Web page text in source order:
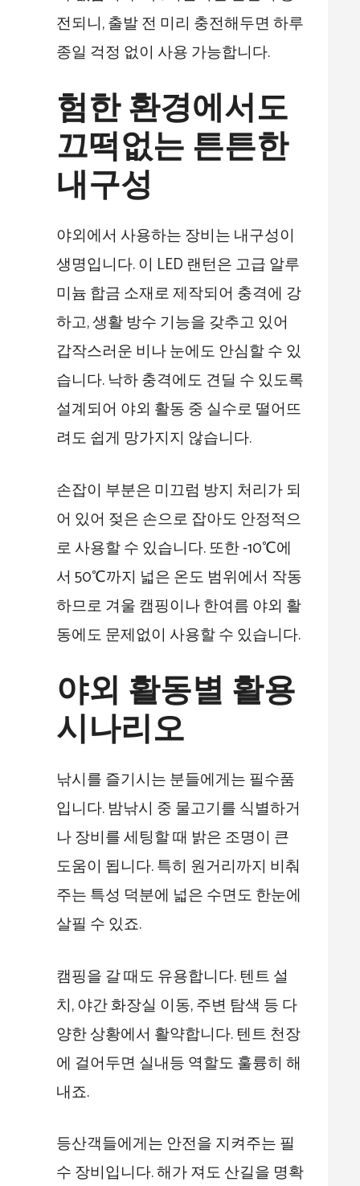
전되니, 출발 전 미리 충전해두면 하루
종일 걱정 없이 사용 가능합니다.
험한 환경에서도
끄떡없는 튼튼한
내구성
야외에서 사용하는 장비는 내구성이
생명입니다. 이 LED 랜턴은 고급 알루
미늄 합금 소재로 제작되어 충격에 강
하고, 생활 방수 기능을 갖추고 있어
갑작스러운 비나 눈에도 안심할 수 있
습니다. 낙하 충격에도 견딜 수 있도록
설계되어 야외 활동 중 실수로 떨어뜨
려도 쉽게 망가지지 않습니다.
손잡이 부분은 미끄럼 방지 처리가 되
어 있어 젖은 손으로 잡아도 안정적으
로 사용할 수 있습니다. 또한 -10℃에
서 50℃까지 넓은 온도 범위에서 작동
하므로 겨울 캠핑이나 한여름 야외 활
동에도 문제없이 사용할 수 있습니다.
야외 활동별 활용
시나리오
낚시를 즐기시는 분들에게는 필수품
입니다. 밤낚시 중 물고기를 식별하거
나 장비를 세팅할 때 밝은 조명이 큰
도움이 됩니다. 특히 원거리까지 비춰
주는 특성 덕분에 넓은 수면도 한눈에
살필 수 있죠.
캠핑을 갈 때도 유용합니다. 텐트 설
치, 야간 화장실 이동, 주변 탐색 등 다
양한 상황에서 활약합니다. 텐트 천장
에 걸어두면 실내등 역할도 훌륭히 해
내죠.
등산객들에게는 안전을 지켜주는 필
수 장비입니다. 해가 져도 산길을 명확